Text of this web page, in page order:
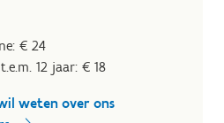
€ 24
12 jaar: € 18
weten over ons